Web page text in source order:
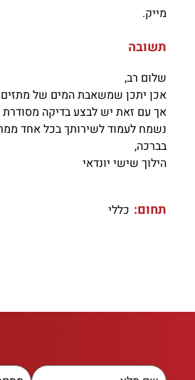
מייק.
תשובה
שלום רב,
אכן יתכן שמשאבת המים של מתזים
אך עם זאת יש לבצע בדיקה
נשמח לעמוד לשירותך בכל אחד
בברכה,
הילוך שישי יונדאי
תחום: כללי